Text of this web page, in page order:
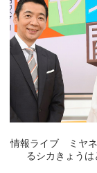
情報ライブ ミヤ
るシカきょうは